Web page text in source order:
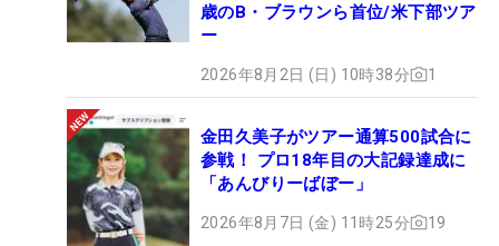
歳のB・ブラウンら首位/米下部ツア
ー
2026年8月2日 (日) 10時38分 1
金田久美子がツアー通算500試合に
参戦！ プロ18年目の大記録達成に
「あんびりーばぼー」
2026年8月7日 (金) 11時25分 19